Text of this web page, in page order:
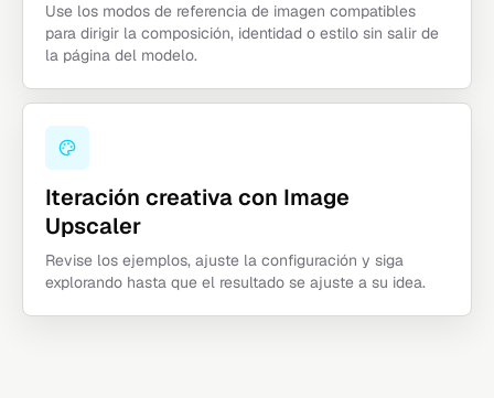
Use los modos de referencia de imagen compatibles
para dirigir la composición, identidad o estilo sin salir de
la página del modelo.
Iteración creativa con Image
Upscaler
Revise los ejemplos, ajuste la configuración y siga
explorando hasta que el resultado se ajuste a su idea.